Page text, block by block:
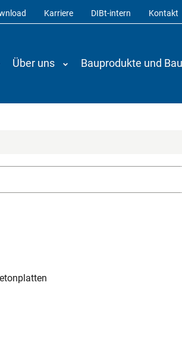
Karriere DIBt-intern Kontakt
Über uns Bauprodukte und